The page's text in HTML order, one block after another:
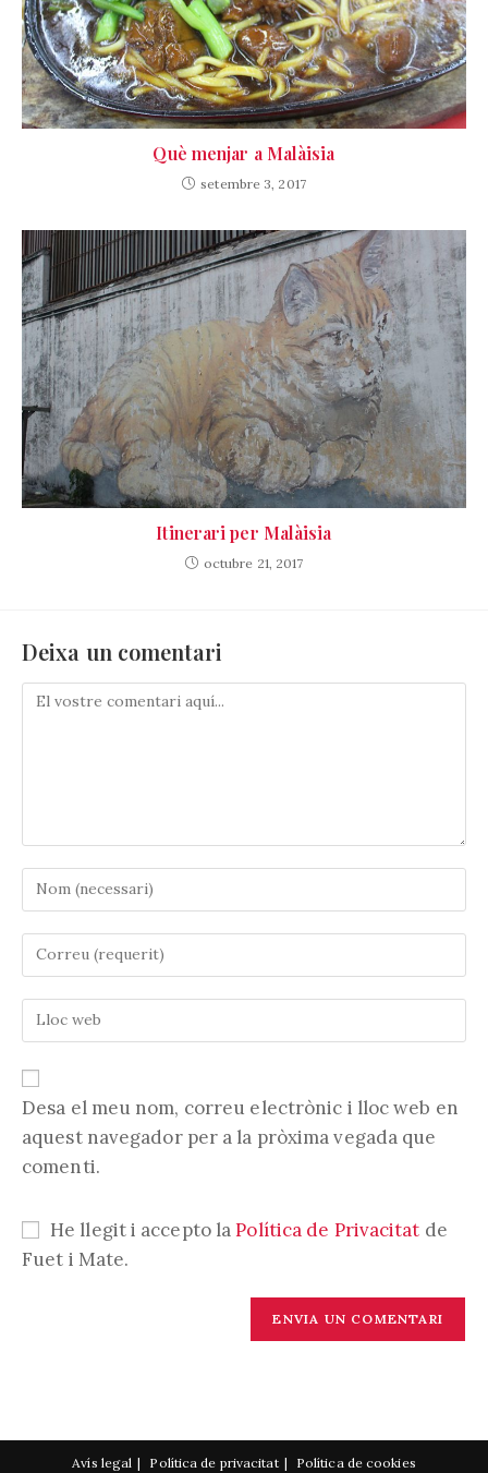
Què menjar a Malàisia
setembre 3, 2017
Itinerari per Malàisia
octubre 21, 2017
Deixa un comentari
Comenta
nom
o
nom
d'usuari
per
comentar
adreça
electrònica
comentar
vostra
(opcional)
Desa el meu nom, correu electrònic i lloc web en
aquest navegador per a la pròxima vegada que
comenti.
He llegit i accepto laPolítica de Privacitat de
Fuet i Mate.
Avís legal Política de privacitat Política de cookies